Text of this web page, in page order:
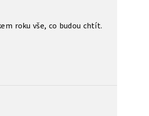
roku vše, co budou chtít.